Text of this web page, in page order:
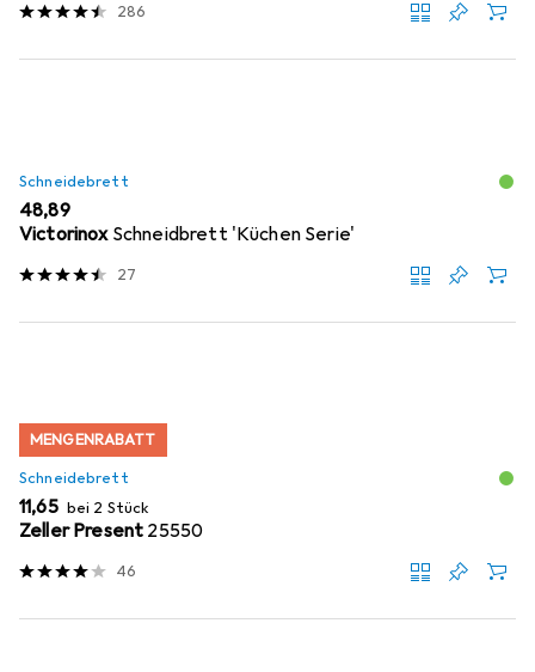
286
Schneidebrett
EUR
48,89
Victorinox Schneidbrett 'Küchen Serie'
27
MENGENRABATT
Schneidebrett
EUR
11,65 bei 2 Stück
Zeller Present 25550
46